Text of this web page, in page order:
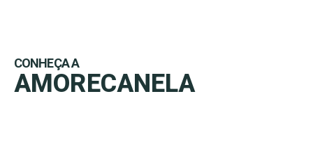
CONHEÇA A
AMORECANELA